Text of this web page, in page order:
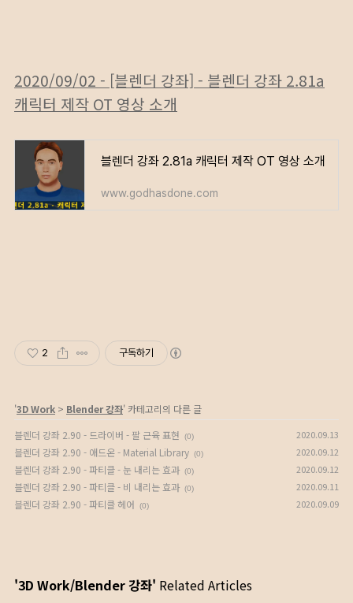
2020/09/02 - [블렌더 강좌] - 블렌더 강좌 2.81a
캐릭터 제작 OT 영상 소개
블렌더 강좌 2.81a 캐릭터 제작 OT 영상 소개
www.godhasdone.com
2 구독하기
'3D Work > Blender 강좌' 카테고리의 다른 글
블렌더 강좌 2.90 - 드라이버 - 팔 근육 표현
(0) 2020.09.13
블렌더 강좌 2.90 - 애드온 - Material Library (0) 2020.09.12
블렌더 강좌 2.90 - 파티클 - 눈 내리는 효과 (0) 2020.09.12
블렌더 강좌 2.90 - 파티클 - 비 내리는 효과 (0) 2020.09.11
블렌더 강좌 2.90 - 파티클 헤어 (0) 2020.09.09
'3D Work/Blender 강좌' Related Articles